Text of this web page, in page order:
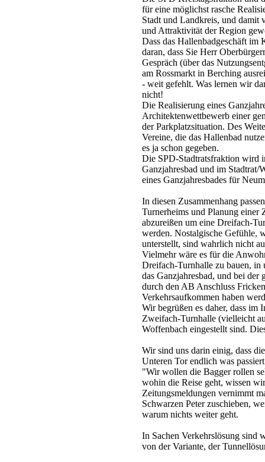
für eine möglichst rasche
Stadt und Landkreis, und damit
und Attraktivität der Region
Dass das Hallenbadgeschäft im
daran, dass Sie Herr
Gespräch (über das
am Rossmarkt in Berching
- weit gefehlt. Was lernen wir
nicht!
Die Realisierung eines
Architektenwettbewerb einer
der Parkplatzsituation. Des
Vereine, die das Hallenbad
es ja schon gegeben.
Die SPD-Stadtratsfraktion wird
Ganzjahresbad und im
eines Ganzjahresbades für
In diesen Zusammenhang
Turnerheims und Planung einer
abzureißen um eine Dreifach-
werden. Nostalgische Gefühle,
unterstellt, sind wahrlich nicht
Vielmehr wäre es für die
Dreifach-Turnhalle zu bauen,
das Ganzjahresbad, und bei
durch den AB Anschluss
Verkehrsaufkommen haben
Wir begrüßen es daher, dass
Zweifach-Turnhalle (vielleicht
Woffenbach eingestellt sind.
Wir sind uns darin einig, dass
Unteren Tor endlich was
"Wir wollen die Bagger rollen
wohin die Reise geht, wissen
Zeitungsmeldungen vernimmt
Schwarzen Peter zuschieben,
warum nichts weiter geht.
In Sachen Verkehrslösung sind
von der Variante, der